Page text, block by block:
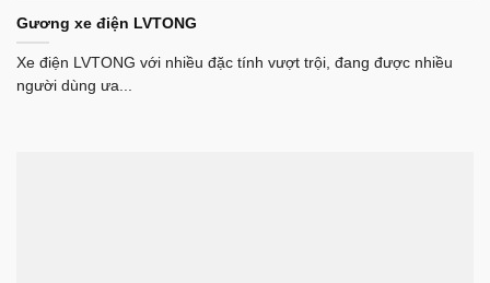
Gương xe điện LVTONG
Xe điện LVTONG với nhiều đặc tính vượt trội, đang được nhiều
người dùng ưa...